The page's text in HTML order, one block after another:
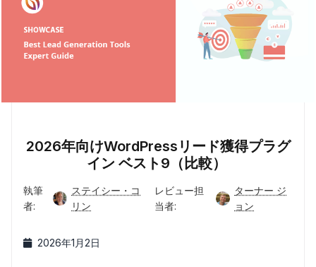
2026年向けWordPressリード獲得プラグ
イン ベスト9（比較）
執筆
者:
ステイシー・コ
リン
レビュー担
当者:
ターナー ジ
ョン
2026年1月2日